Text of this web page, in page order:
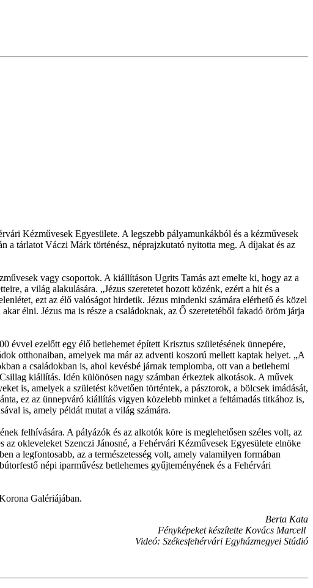
Kézművesek Egyesülete. A legszebb pályamunkákból és a kézművesek
a tárlatot Váczi Márk történész, néprajzkutató nyitotta meg. A díjakat és az
vagy csoportok. A kiállításon Ugrits Tamás azt emelte ki, hogy az a
a világ alakulására. „Jézus szeretetet hozott közénk, ezért a hit és a
ezt az élő valóságot hirdetik. Jézus mindenki számára elérhető és közel
élni. Jézus ma is része a családoknak, az Ő szeretetéből fakadó öröm járja
évvel ezelőtt egy élő betlehemet épített Krisztus születésének ünnepére,
otthonaiban, amelyek ma már az adventi koszorú mellett kaptak helyet. „A
a családokban is, ahol kevésbé járnak templomba, ott van a betlehemi
kiállítás. Idén különösen nagy számban érkeztek alkotások. A művek
is, amelyek a születést követően történtek, a pásztorok, a bölcsek imádását,
ez az ünnepváró kiállítás vigyen közelebb minket a feltámadás titkához is,
is, amely példát mutat a világ számára.
felhívására. A pályázók és az alkotók köre is meglehetősen széles volt, az
okleveleket Szenczi Jánosné, a Fehérvári Kézművesek Egyesülete elnöke
a legfontosabb, az a természetesség volt, amely valamilyen formában
népi iparművész betlehemes gyűjteményének és a Fehérvári
Galériájában.
Berta Kata
Fényképeket készítette Kovács Marcell
Videó: Székesfehérvári Egyházmegyei Stúdió